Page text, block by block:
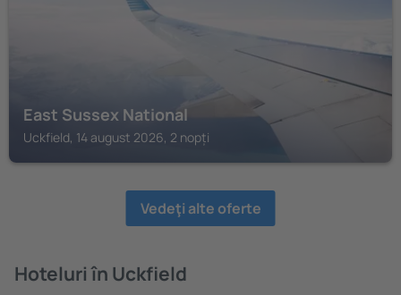
East Sussex National
Uckfield, 14 august 2026, 2 nopți
Vedeţi alte oferte
Hoteluri în Uckfield